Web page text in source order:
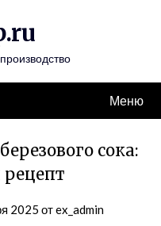
Меню
сока:
2025 отex_admin